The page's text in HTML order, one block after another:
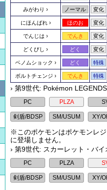
みがわり ノーマル 変化
にほんばれ ほのお 変化
でんじは でんき 変化
どくびし どく 変化
ベノムショック どく 特殊
ボルトチェンジ でんき 特殊
› 第9世代: Pokémon
※このポケモンはポケモンレ
に登場しません。
› 第9世代: スカーレット・バ